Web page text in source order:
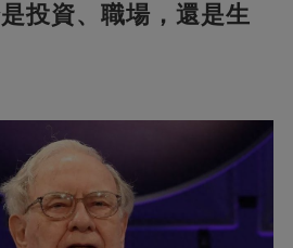
投資、職場，還是生